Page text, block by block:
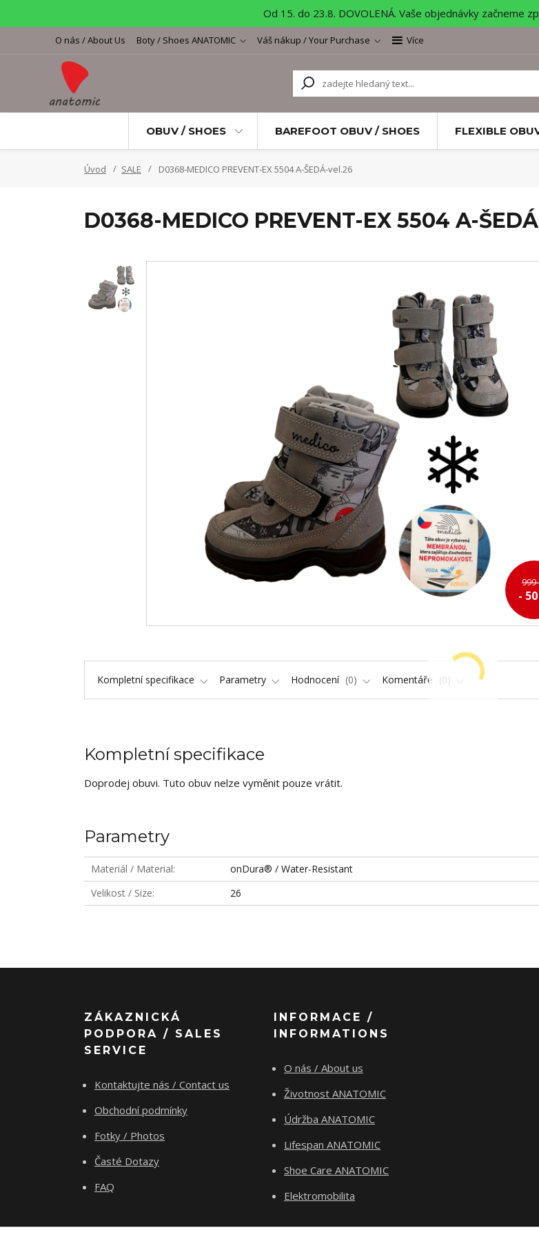
Od 15. do 23.8. DOVOLENÁ. Vaše objednávky začneme
O nás / About Us Boty / Shoes ANATOMIC Váš nákup / Your Purchase Více
OBUV / SHOES BAREFOOT OBUV / SHOES FLEXIBLE
Úvod SALE D0368-MEDICO PREVENT-EX 5504 A-ŠEDÁ-vel.26
D0368-MEDICO PREVENT-EX 5504 A-
999
-
Kompletní specifikace Parametry Hodnocení 0 Komentáře 0
Kompletní specifikace
Doprodej obuvi. Tuto obuv nelze vyměnit pouze vrátit.
Parametry
Materiál / Material
onDura® / Water-Resistant
Velikost / Size
26
ZÁKAZNICKÁ
PODPORA / SALES
SERVICE
Kontaktujte nás / Contact us
Obchodní podmínky
Fotky / Photos
Časté Dotazy
FAQ
INFORMACE /
INFORMATIONS
O nás / About us
Životnost ANATOMIC
Údržba ANATOMIC
Lifespan ANATOMIC
Shoe Care ANATOMIC
Elektromobilita